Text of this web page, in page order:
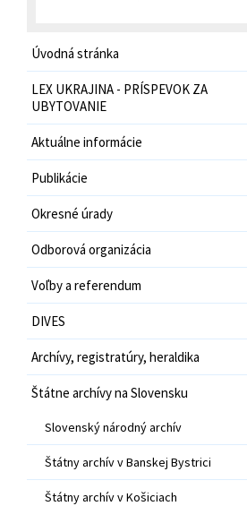
Úvodná stránka
LEX UKRAJINA - PRÍSPEVOK ZA
UBYTOVANIE
Aktuálne informácie
Publikácie
Okresné úrady
Odborová organizácia
Voľby a referendum
DIVES
Archívy, registratúry, heraldika
Štátne archívy na Slovensku
Slovenský národný archív
Štátny archív v Banskej Bystrici
Štátny archív v Košiciach